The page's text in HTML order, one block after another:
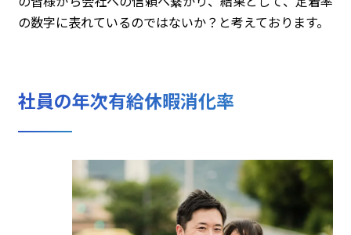
の数字に表れているのではないか？と考えております。
社員の年次有給休暇消化率